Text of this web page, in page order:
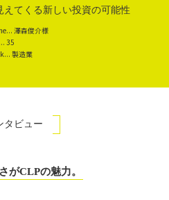
てくる新しい投資の可能性
澤森俊介様
35
製造業
タビュー
がCLPの魅力。